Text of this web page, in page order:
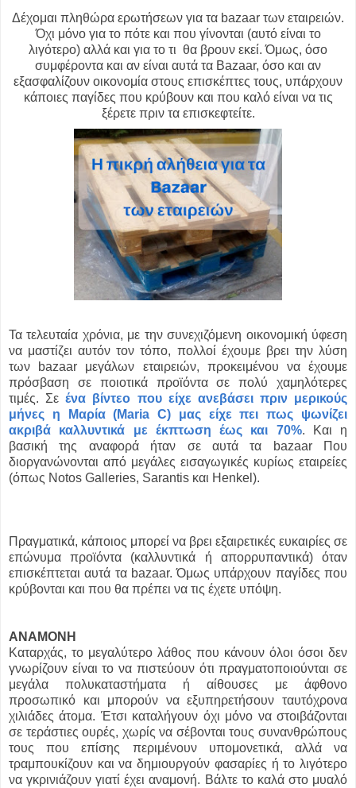
Δέχομαι πληθώρα ερωτήσεων για τα bazaar των εταιρειών.
Όχι μόνο για το πότε και που γίνονται (αυτό είναι το
λιγότερο) αλλά και για το τι θα βρουν εκεί. Όμως, όσο
συμφέροντα και αν είναι αυτά τα Bazaar, όσο και αν
εξασφαλίζουν οικονομία στους επισκέπτες τους, υπάρχουν
κάποιες παγίδες που κρύβουν και που καλό είναι να τις
ξέρετε πριν τα επισκεφτείτε.
Τα τελευταία χρόνια, με την συνεχιζόμενη οικονομική ύφεση
να μαστίζει αυτόν τον τόπο, πολλοί έχουμε βρει την λύση
των bazaar μεγάλων εταιρειών, προκειμένου να έχουμε
πρόσβαση σε ποιοτικά προϊόντα σε πολύ χαμηλότερες
τιμές. Σε ένα βίντεο που είχε ανεβάσει πριν μερικούς
μήνες η Μαρία (Maria C) μας είχε πει πως ψωνίζει
ακριβά καλλυντικά με έκπτωση έως και 70%. Και η
βασική της αναφορά ήταν σε αυτά τα bazaar Που
διοργανώνονται από μεγάλες εισαγωγικές κυρίως εταιρείες
(όπως Notos Galleries, Sarantis και Henkel).
Πραγματικά, κάποιος μπορεί να βρει εξαιρετικές ευκαιρίες σε
επώνυμα προϊόντα (καλλυντικά ή απορρυπαντικά) όταν
επισκέπτεται αυτά τα bazaar. Όμως υπάρχουν παγίδες που
κρύβονται και που θα πρέπει να τις έχετε υπόψη.
ΑΝΑΜΟΝΗ
Καταρχάς, το μεγαλύτερο λάθος που κάνουν όλοι όσοι δεν
γνωρίζουν είναι το να πιστεύουν ότι πραγματοποιούνται σε
μεγάλα πολυκαταστήματα ή αίθουσες με άφθονο
προσωπικό και μπορούν να εξυπηρετήσουν ταυτόχρονα
χιλιάδες άτομα. Έτσι καταλήγουν όχι μόνο να στοιβάζονται
σε τεράστιες ουρές, χωρίς να σέβονται τους συνανθρώπους
τους που επίσης περιμένουν υπομονετικά, αλλά να
τραμπουκίζουν και να δημιουργούν φασαρίες ή το λιγότερο
να γκρινιάζουν γιατί έχει αναμονή. Βάλτε το καλά στο μυαλό